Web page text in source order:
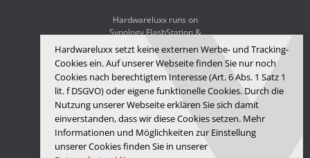
Hardwareluxx setzt keine externen Werbe- und Tracking-
Cookies ein. Auf unserer Webseite finden Sie nur noch
Cookies nach berechtigtem Interesse (Art. 6 Abs. 1 Satz 1
lit. f DSGVO) oder eigene funktionelle Cookies. Durch die
Nutzung unserer Webseite erklären Sie sich damit
einverstanden, dass wir diese Cookies setzen. Mehr
Informationen und Möglichkeiten zur Einstellung
unserer Cookies finden Sie in unserer
Hardwareluxx runs on
Synology FlashStation &
WD Red SA500